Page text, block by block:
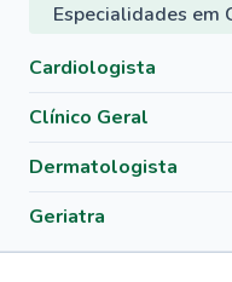
Especialidades em
Cardiologista
Clínico Geral
Dermatologista
Geriatra